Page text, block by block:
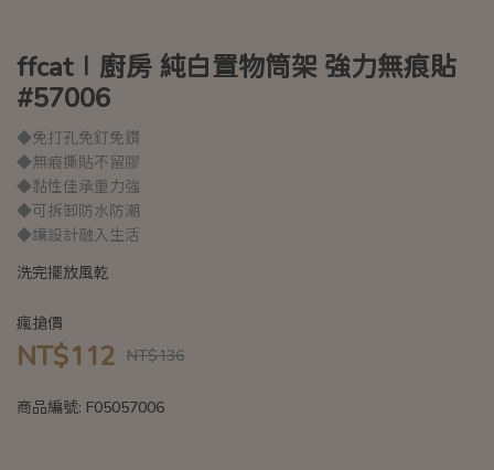
ffcat∣廚房 純白置物筒架 強力無痕貼
#57006
◆免打孔免釘免鑽
◆無痕撕貼不留膠
◆黏性佳承重力強
◆可拆卸防水防潮
◆讓設計融入生活
洗完擺放風乾
瘋搶價
NT$112 NT$136
商品編號: F05057006